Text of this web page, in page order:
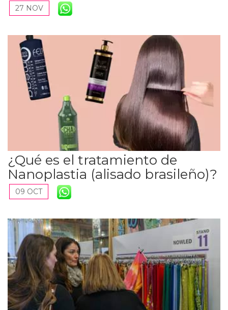
27 NOV
¿Qué es el tratamiento de
Nanoplastia (alisado brasileño)?
09 OCT